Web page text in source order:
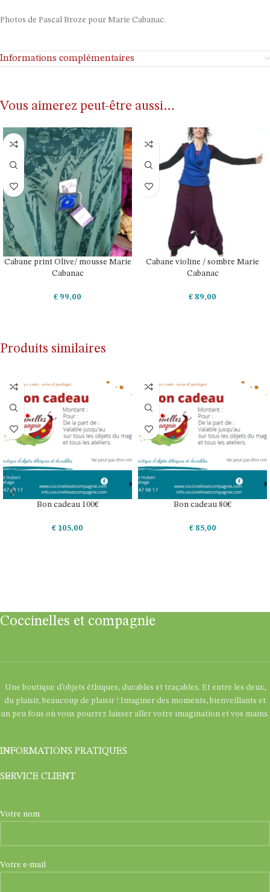
Photos de Pascal Broze pour Marie Cabanac.
Informations complémentaires
Vous aimerez peut-être aussi…
Cabane print Olive/ mousse Marie
Cabanac
€ 99,00
Cabane violine / sombre Marie
Cabanac
€ 89,00
Produits similaires
Bon cadeau 100€
€ 105,00
Bon cadeau 80€
€85,00
Coccinelles et compagnie
Une boutique d’objets éthiques, durables et traçables. Et entre les deux,
du plaisir, beaucoup de plaisir ! Imaginer des moments, bienveillants et
un peu fous où vous pourrez laisser aller votre imagination et vos mains.
INFORMATIONS PRATIQUES
SERVICE CLIENT
Votre nom
Votre e-mail